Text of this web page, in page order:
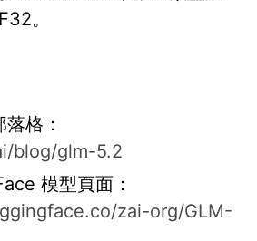
。
格：
blog/glm-5.2
模型頁面：
zai-org/GLM-